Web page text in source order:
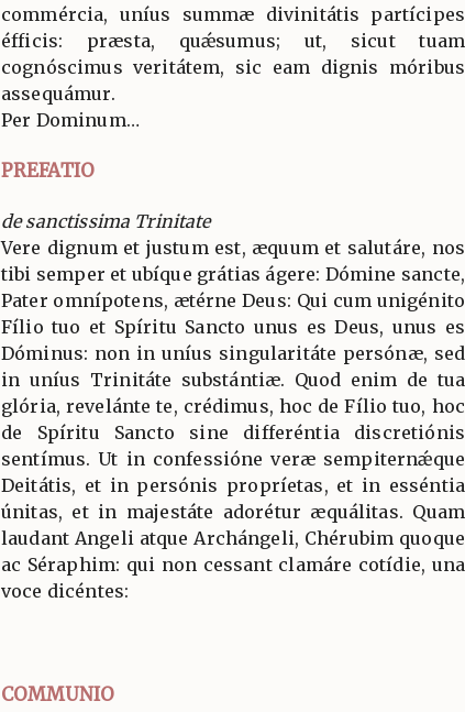
commércia, uníus summæ divinitátis partícipes
éfficis: præsta, quǽsumus; ut, sicut tuam
cognóscimus veritátem, sic eam dignis móribus
assequámur.
Per Dominum…
PREFATIO
de sanctissima Trinitate
Vere dignum et justum est, æquum et salutáre, nos
tibi semper et ubíque grátias ágere: Dómine sancte,
Pater omnípotens, ætérne Deus: Qui cum unigénito
Fílio tuo et Spíritu Sancto unus es Deus, unus es
Dóminus: non in uníus singularitáte persónæ, sed
in uníus Trinitáte substántiæ. Quod enim de tua
glória, revelánte te, crédimus, hoc de Fílio tuo, hoc
de Spíritu Sancto sine differéntia discretiónis
sentímus. Ut in confessióne veræ sempiternǽque
Deitátis, et in persónis propríetas, et in esséntia
únitas, et in majestáte adorétur æquálitas. Quam
laudant Angeli atque Archángeli, Chérubim quoque
ac Séraphim: qui non cessant clamáre cotídie, una
voce dicéntes:
COMMUNIO